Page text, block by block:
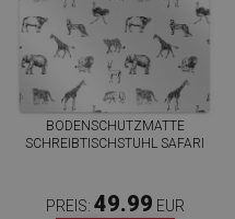
BODENSCHUTZMATTE
SCHREIBTISCHSTUHL SAFARI
PREIS: 49.99 EUR